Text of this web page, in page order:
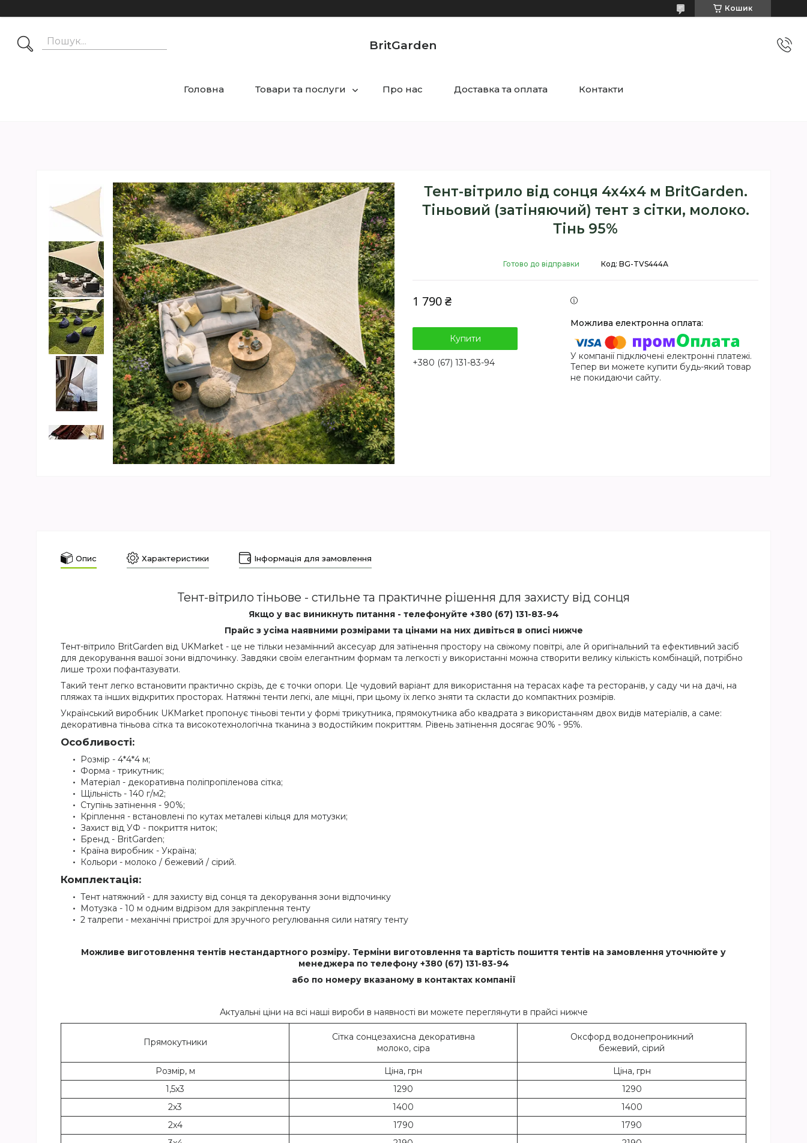
Кошик
BritGarden
Головна Товари та послуги Про нас Доставка та оплата Контакти
Тент-вітрило від сонця 4х4х4 м BritGarden.
Тіньовий (затіняючий) тент з сітки, молоко.
Тінь 95%
Готово до відправки Код: BG-TVS444А
1 790 ₴
Купити
+380 (67) 131-83-94
У компанії підключені електронні платежі.
Тепер ви можете купити будь-який товар
не покидаючи сайту.
Опис Характеристики Інформація для замовлення
Тент-вітрило тіньове - стильне та практичне рішення для захисту від сонця
Якщо у вас виникнуть питання - телефонуйте +380 (67) 131-83-94
Прайс з усіма наявними розмірами та цінами на них дивіться в описі нижче
Тент-вітрило BritGarden від UKMarket - це не тільки незамінний аксесуар для затінення простору на свіжому повітрі, але й оригінальний та ефективний засіб
для декорування вашої зони відпочинку. Завдяки своїм елегантним формам та легкості у використанні можна створити велику кількість комбінацій, потрібно
лише трохи пофантазувати.
Такий тент легко встановити практично скрізь, де є точки опори. Це чудовий варіант для використання на терасах кафе та ресторанів, у саду чи на дачі, на
пляжах та інших відкритих просторах. Натяжні тенти легкі, але міцні, при цьому їх легко зняти та скласти до компактних розмірів.
Український виробник UKMarket пропонує тіньові тенти у формі трикутника, прямокутника або квадрата з використанням двох видів матеріалів, а саме:
декоративна тіньова сітка та високотехнологічна тканина з водостійким покриттям. Рівень затінення досягає 90% - 95%.
Особливості:
Розмір - 4*4*4 м;
Форма - трикутник;
Матеріал - декоративна поліпропіленова сітка;
Щільність - 140 г/м2;
Ступінь затінення - 90%;
Кріплення - встановлені по кутах металеві кільця для мотузки;
Захист від УФ - покриття ниток;
Бренд - BritGarden;
Країна виробник - Україна;
Кольори - молоко / бежевий / сірий.
Комплектація:
Тент натяжний - для захисту від сонця та декорування зони відпочинку
Мотузка - 10 м одним відрізом для закріплення тенту
2 талрепи - механічні пристрої для зручного регулювання сили натягу тенту
Можливе виготовлення тентів нестандартного розміру. Терміни виготовлення та вартість пошиття тентів на замовлення уточнюйте у
менеджера по телефону +380 (67) 131-83-94
або по номеру вказаному в контактах компанії
Актуальні ціни на всі наші вироби в наявності ви можете переглянути в прайсі нижче
Прямокутники
Сітка сонцезахисна декоративна
молоко, сіра
Оксфорд водонепроникний
бежевий, сірий
Розмір, м Ціна, грн
Ціна, грн
1,5x3
1290
1290
2x3
1400
1400
2x4
1790
1790